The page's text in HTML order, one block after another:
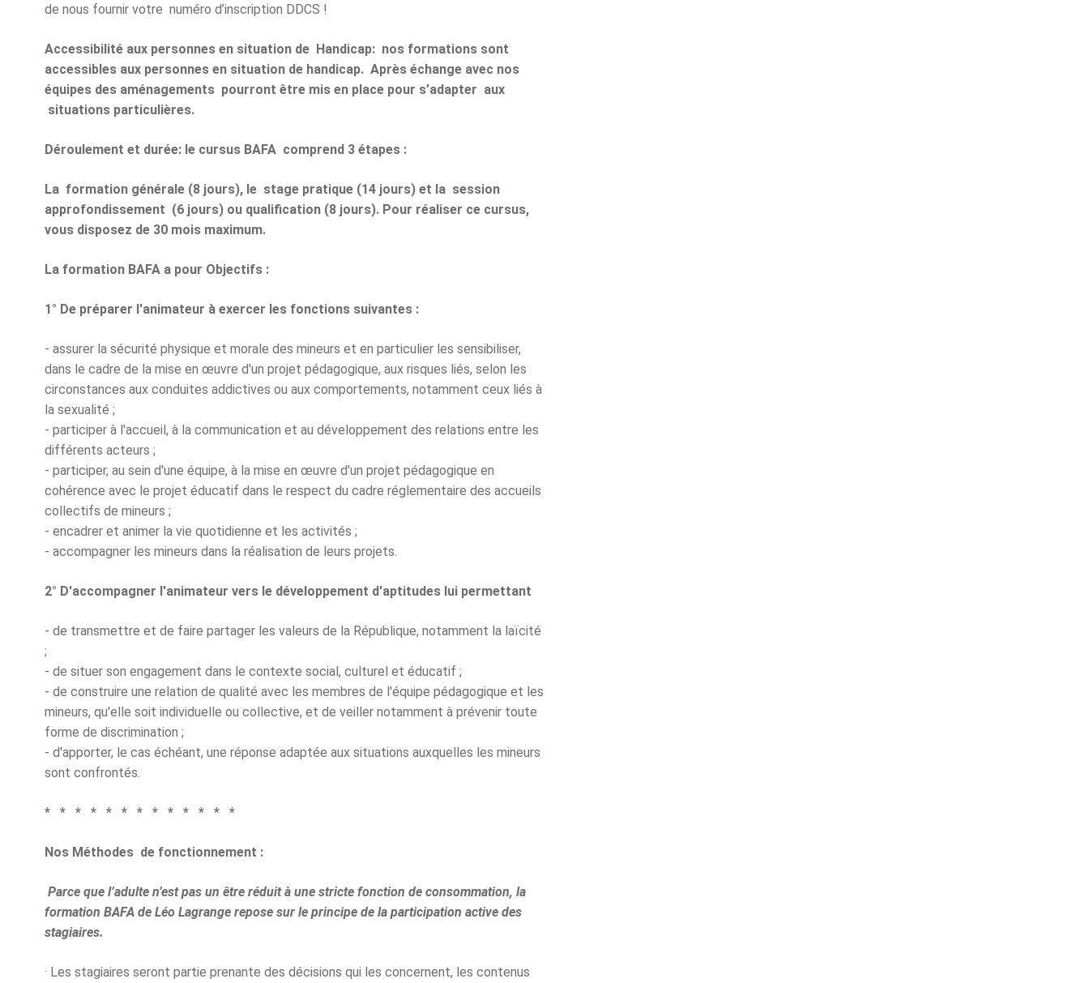
de nous fournir votre numéro d’inscription DDCS !
Accessibilité aux personnes en situation de Handicap: nos formations sont
accessibles aux personnes en situation de handicap. Après échange avec nos
équipes des aménagements pourront être mis en place pour s’adapter aux
situations particulières.
Déroulement et durée: le cursus BAFA comprend 3 étapes :
La formation générale (8 jours), le stage pratique (14 jours) et la session
approfondissement (6 jours) ou qualification (8 jours). Pour réaliser ce cursus,
vous disposez de 30 mois maximum.
La formation BAFA a pour Objectifs :
1° De préparer l'animateur à exercer les fonctions suivantes :
- assurer la sécurité physique et morale des mineurs et en particulier les sensibiliser,
dans le cadre de la mise en œuvre d'un projet pédagogique, aux risques liés, selon les
circonstances aux conduites addictives ou aux comportements, notamment ceux liés à
la sexualité ;
- participer à l'accueil, à la communication et au développement des relations entre les
différents acteurs ;
- participer, au sein d'une équipe, à la mise en œuvre d'un projet pédagogique en
cohérence avec le projet éducatif dans le respect du cadre réglementaire des accueils
collectifs de mineurs ;
- encadrer et animer la vie quotidienne et les activités ;
- accompagner les mineurs dans la réalisation de leurs projets.
2° D'accompagner l'animateur vers le développement d'aptitudes lui permettant
- de transmettre et de faire partager les valeurs de la République, notamment la laïcité
;
- de situer son engagement dans le contexte social, culturel et éducatif ;
- de construire une relation de qualité avec les membres de l'équipe pédagogique et les
mineurs, qu'elle soit individuelle ou collective, et de veiller notamment à prévenir toute
forme de discrimination ;
- d'apporter, le cas échéant, une réponse adaptée aux situations auxquelles les mineurs
sont confrontés.
* * * * * * * * * * * * *
Nos Méthodes de fonctionnement :
Parce que l’adulte n’est pas un être réduit à une stricte fonction de consommation, la
formation BAFA de Léo Lagrange repose sur le principe de la participation active des
stagiaires.
· Les stagiaires seront partie prenante des décisions qui les concernent, les contenus